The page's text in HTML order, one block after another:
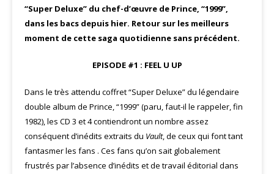
“Super Deluxe” du chef-d’œuvre de Prince, “1999”,
dans les bacs depuis hier. Retour sur les meilleurs
moment de cette saga quotidienne sans précédent.
EPISODE #1 : FEEL U UP
Dans le très attendu coffret “Super Deluxe” du légendaire
double album de Prince, “1999” (paru, faut-il le rappeler, fin
1982), les CD 3 et 4 contiendront un nombre assez
conséquent d’inédits extraits du Vault, de ceux qui font tant
fantasmer les fans . Ces fans qu’on sait globalement
frustrés par l’absence d’inédits et de travail éditorial dans